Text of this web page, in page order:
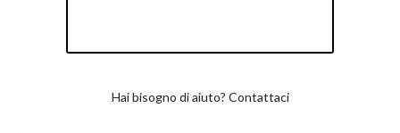
Hai bisogno di aiuto? Contattaci